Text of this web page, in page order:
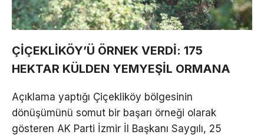
ÇİÇEKLİKÖY’Ü ÖRNEK VERDİ: 175
HEKTAR KÜLDEN YEMYEŞİL ORMANA
Açıklama yaptığı Çiçekliköy bölgesinin
dönüşümünü somut bir başarı örneği olarak
gösteren AK Parti İzmir İl Başkanı Saygılı, 25